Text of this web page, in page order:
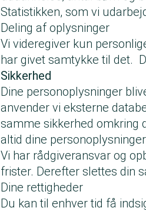
Statistikken, som vi
Deling af oplysninger
Vi videregiver kun
har givet samtykke til det.
Sikkerhed
Dine personoplysninger
anvender vi eksterne
samme sikkerhed omkring
altid dine
Vi har rådgiveransvar og
frister. Derefter slettes din
Dine rettigheder
Du kan til enhver tid få